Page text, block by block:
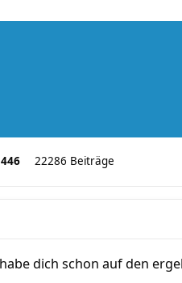
446 22286 Beiträge
dich schon auf den